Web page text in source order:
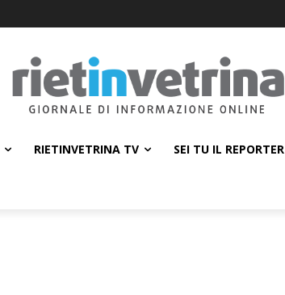
RIETINVETRINA TV SEI TU IL REPORTER